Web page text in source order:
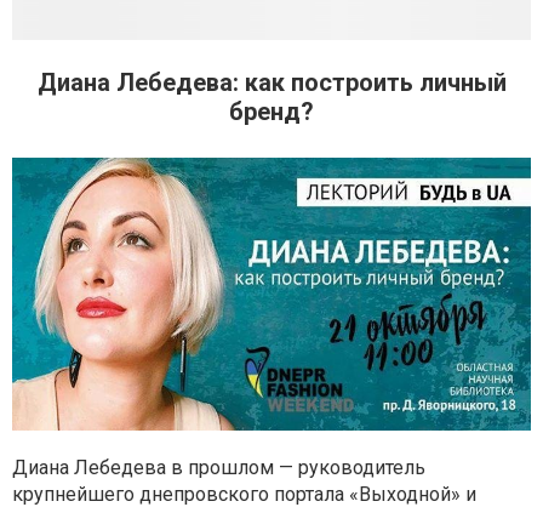
Диана Лебедева: как построить личный
бренд?
Диана Лебедева в прошлом — руководитель
крупнейшего днепровского портала «Выходной» и